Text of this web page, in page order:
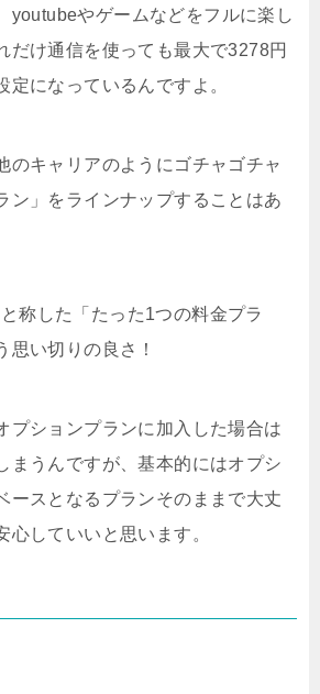
youtubeやゲームなどをフルに楽し
だけ通信を使っても最大で3278円
定になっているんですよ。
のキャリアのようにゴチャゴチャ
ン」をラインナップすることはあ
称した「たった1つの料金プラ
思い切りの良さ！
プションプランに加入した場合は
まうんですが、基本的にはオプシ
ースとなるプランそのままで大丈
心していいと思います。